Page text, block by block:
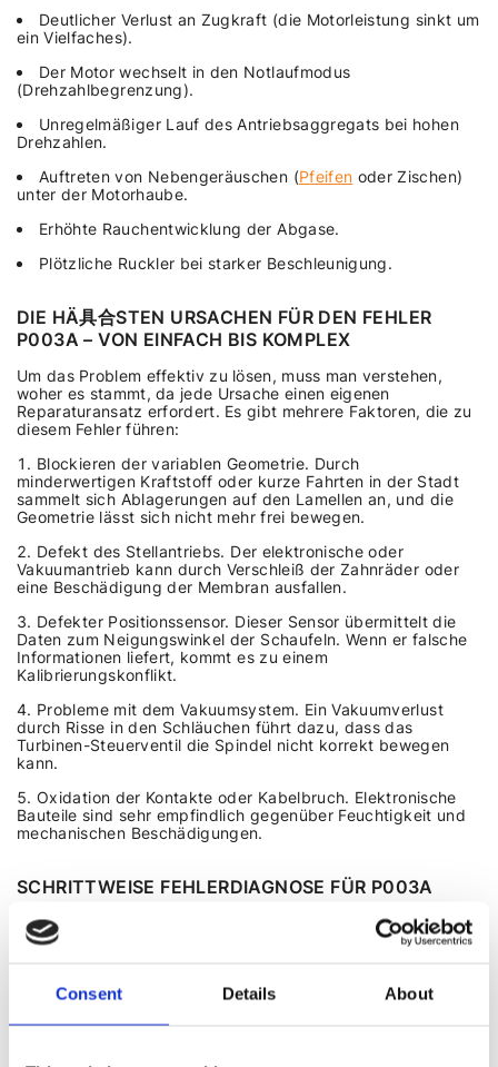
Consent Details About
Deutlicher Verlust an Zugkraft (die Motorleistung sinkt um
ein Vielfaches).
Der Motor wechselt in den Notlaufmodus
(Drehzahlbegrenzung).
Unregelmäßiger Lauf des Antriebsaggregats bei hohen
Drehzahlen.
Auftreten von Nebengeräuschen (Pfeifen oder Zischen)
unter der Motorhaube.
Erhöhte Rauchentwicklung der Abgase.
Plötzliche Ruckler bei starker Beschleunigung.
DIE HÄ具合STEN URSACHEN FÜR DEN FEHLER
P003A – VON EINFACH BIS KOMPLEX
Um das Problem effektiv zu lösen, muss man verstehen,
woher es stammt, da jede Ursache einen eigenen
Reparaturansatz erfordert. Es gibt mehrere Faktoren, die zu
diesem Fehler führen:
Blockieren der variablen Geometrie. Durch
minderwertigen Kraftstoff oder kurze Fahrten in der Stadt
sammelt sich Ablagerungen auf den Lamellen an, und die
Geometrie lässt sich nicht mehr frei bewegen.
Defekt des Stellantriebs. Der elektronische oder
Vakuumantrieb kann durch Verschleiß der Zahnräder oder
eine Beschädigung der Membran ausfallen.
Defekter Positionssensor. Dieser Sensor übermittelt die
Daten zum Neigungswinkel der Schaufeln. Wenn er falsche
Informationen liefert, kommt es zu einem
Kalibrierungskonflikt.
Probleme mit dem Vakuumsystem. Ein Vakuumverlust
durch Risse in den Schläuchen führt dazu, dass das
Turbinen-Steuerventil die Spindel nicht korrekt bewegen
kann.
Oxidation der Kontakte oder Kabelbruch. Elektronische
Bauteile sind sehr empfindlich gegenüber Feuchtigkeit und
mechanischen Beschädigungen.
SCHRITTWEISE FEHLERDIAGNOSE FÜR P003A
Es reicht nicht aus, den Fehler selbst zu löschen – er wird
zwangsläufig wieder auftreten, wenn die Ursache nicht
vorzugehen:
Schritt 1: Computerdiagnose
Anschluss eines professionellen Scanners zur Überprüfung